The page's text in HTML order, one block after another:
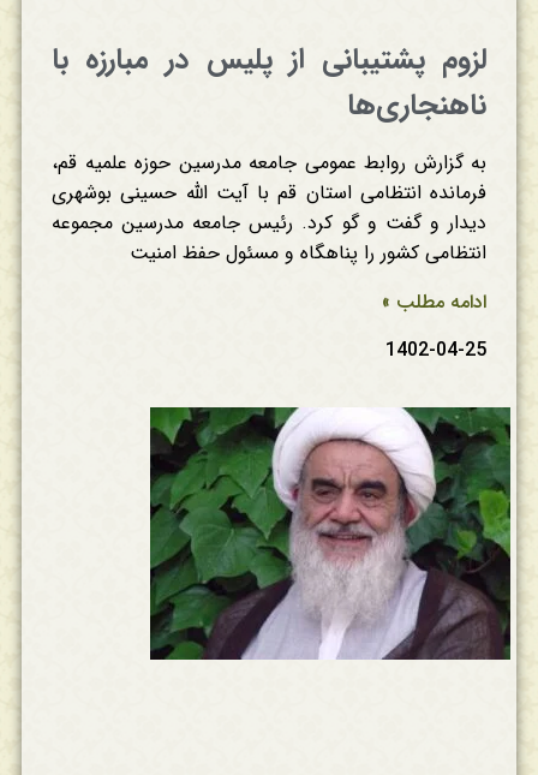
لزوم پشتیبانی از پلیس در مبارزه با
ناهنجاری‌ها
به گزارش روابط عمومی جامعه مدرسین حوزه علمیه قم،
فرمانده انتظامی استان قم با آیت الله حسینی بوشهری
دیدار و گفت و گو کرد. رئیس جامعه مدرسین مجموعه
انتظامی کشور را پناهگاه و مسئول حفظ امنیت
ادامه مطلب »
1402-04-25